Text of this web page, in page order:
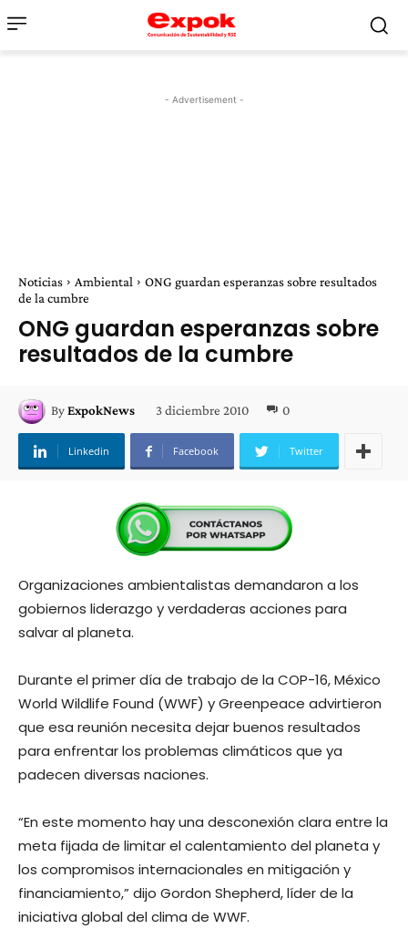
- Advertisement -
Noticias Ambiental
ONG guardan esperanzas sobre resultados
de la cumbre
ONG guardan esperanzas sobre
resultados de la cumbre
ByExpokNews 3 diciembre 2010 0
Linkedin Facebook Twitter
Organizaciones ambientalistas demandaron a los
gobiernos liderazgo y verdaderas acciones para
salvar al planeta.
Durante el primer día de trabajo de la COP-16, México
World Wildlife Found (WWF) y Greenpeace advirtieron
que esa reunión necesita dejar buenos resultados
para enfrentar los problemas climáticos que ya
padecen diversas naciones.
“En este momento hay una desconexión clara entre la
meta fijada de limitar el calentamiento del planeta y
los compromisos internacionales en mitigación y
financiamiento,” dijo Gordon Shepherd, líder de la
iniciativa global del clima de WWF.